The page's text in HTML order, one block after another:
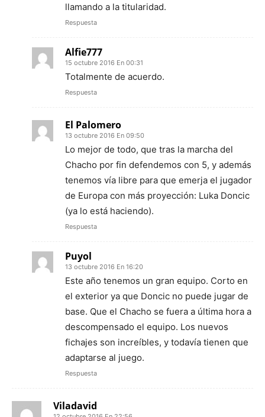
llamando a la titularidad.
Respuesta
Alfie777
15 octubre 2016 En 00:31
Totalmente de acuerdo.
Respuesta
El Palomero
13 octubre 2016 En 09:50
Lo mejor de todo, que tras la marcha del
Chacho por fin defendemos con 5, y además
tenemos vía libre para que emerja el jugador
de Europa con más proyección: Luka Doncic
(ya lo está haciendo).
Respuesta
Puyol
13 octubre 2016 En 16:20
Este año tenemos un gran equipo. Corto en
el exterior ya que Doncic no puede jugar de
base. Que el Chacho se fuera a última hora a
descompensado el equipo. Los nuevos
fichajes son increíbles, y todavía tienen que
adaptarse al juego.
Respuesta
Viladavid